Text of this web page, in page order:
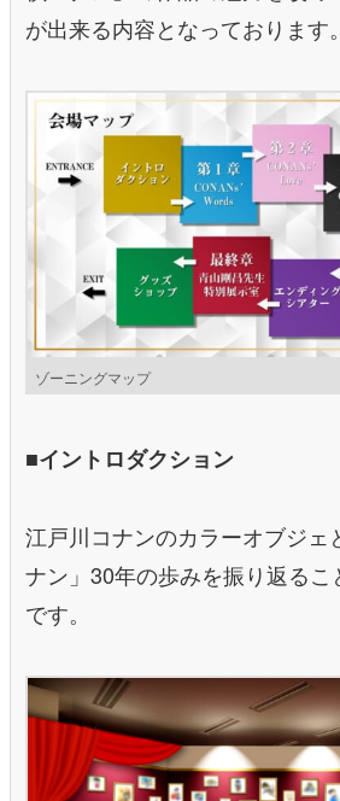
が出来る内容となっております。
ゾーニングマップ
■イントロダクション
江戸川コナンのカラーオブジェ
ナン」30年の歩みを振り返る
です。